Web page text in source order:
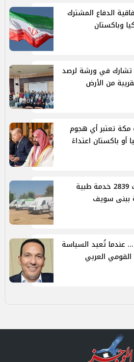
الدفاع المشترك
وباكستان
في ورشة لرصد
من الأرض
مكة تعتبر أي هجوم
أو باكستان اعتداءً
قافلة مجانية قدمت 2839 خدمة طبية
ببنى سويف
عندما تُعيد السياسة
العربي